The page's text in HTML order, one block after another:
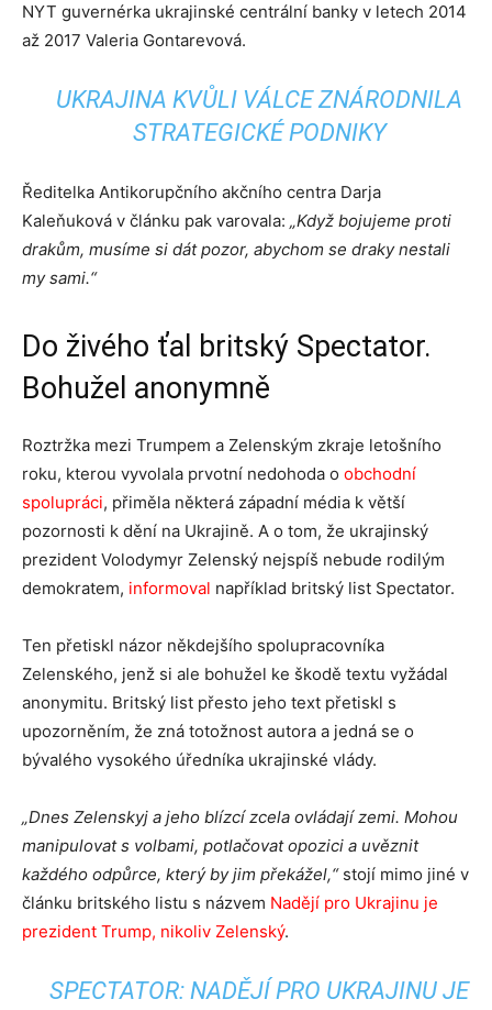
NYT guvernérka ukrajinské centrální banky v letech 2014
až 2017 Valeria Gontarevová.
UKRAJINA KVŮLI VÁLCE ZNÁRODNILA
STRATEGICKÉ PODNIKY
Ředitelka Antikorupčního akčního centra Darja
Kaleňuková v článku pak varovala: „Když bojujeme proti
drakům, musíme si dát pozor, abychom se draky nestali
my sami.“
Do živého ťal britský Spectator.
Bohužel anonymně
Roztržka mezi Trumpem a Zelenským zkraje letošního
roku, kterou vyvolala prvotní nedohoda o obchodní
spolupráci, přiměla některá západní média k větší
pozornosti k dění na Ukrajině. A o tom, že ukrajinský
prezident Volodymyr Zelenský nejspíš nebude rodilým
demokratem, informoval například britský list Spectator.
Ten přetiskl názor někdejšího spolupracovníka
Zelenského, jenž si ale bohužel ke škodě textu vyžádal
anonymitu. Britský list přesto jeho text přetiskl s
upozorněním, že zná totožnost autora a jedná se o
bývalého vysokého úředníka ukrajinské vlády.
„Dnes Zelenskyj a jeho blízcí zcela ovládají zemi. Mohou
manipulovat s volbami, potlačovat opozici a uvěznit
každého odpůrce, který by jim překážel,“stojí mimo jiné v
článku britského listu s názvem Nadějí pro Ukrajinu je
prezident Trump, nikoliv Zelenský.
SPECTATOR: NADĚJÍ PRO UKRAJINU JE